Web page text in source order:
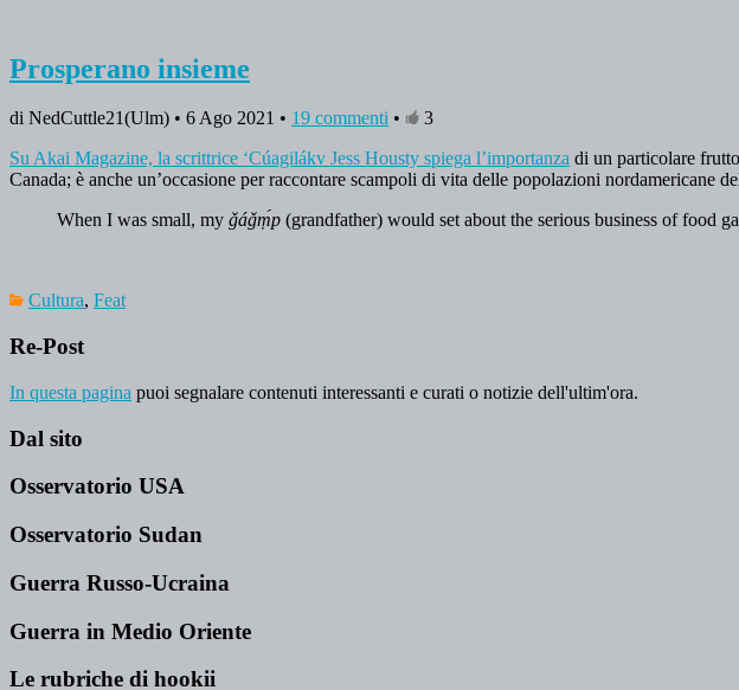
Prosperano insieme
di NedCuttle21(Ulm) • 6 Ago 2021 • 19 commenti •
3
Su Akai Magazine, la scrittrice ‘Cúagilákv Jess Housty spiega l’importanza di un particolare
Canada; è anche un’occasione per raccontare scampoli di vita delle popolazioni nordamericane
When I was small, my ǧáǧṃ́p (grandfather) would set about the serious business of food
Cultura, Feat
Re-Post
In questa pagina puoi segnalare contenuti interessanti e curati o notizie dell'ultim'ora.
Dal sito
Osservatorio USA
Osservatorio Sudan
Guerra Russo-Ucraina
Guerra in Medio Oriente
Le rubriche di hookii